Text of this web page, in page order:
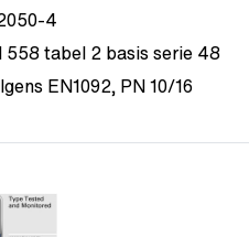
4
558 tabel 2 basis serie 48
EN1092, PN 10/16